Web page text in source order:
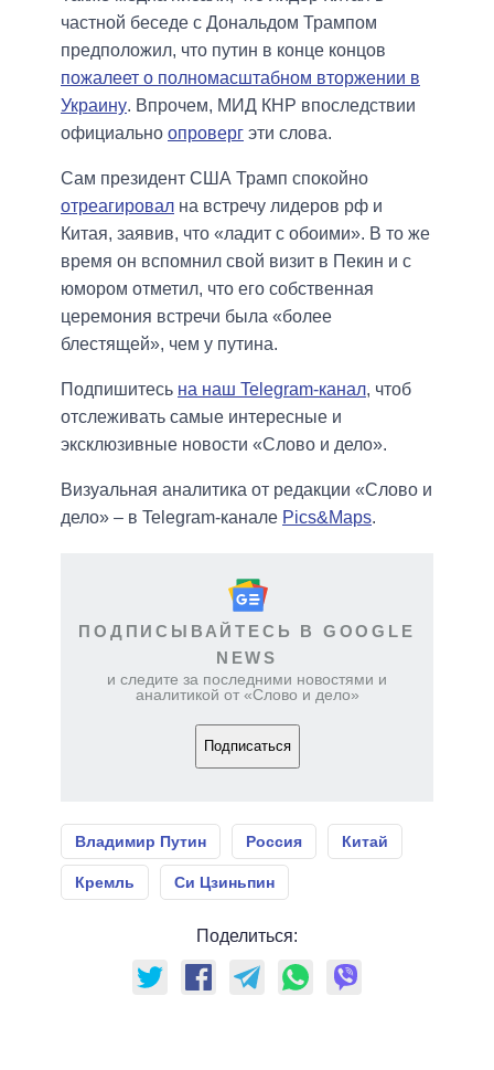
частной беседе с Дональдом Трампом
предположил, что путин в конце концов
пожалеет о полномасштабном вторжении в
Украину. Впрочем, МИД КНР впоследствии
официально опроверг эти слова.
Сам президент США Трамп спокойно
отреагировал на встречу лидеров рф и
Китая, заявив, что «ладит с обоими». В то же
время он вспомнил свой визит в Пекин и с
юмором отметил, что его собственная
церемония встречи была «более
блестящей», чем у путина.
Подпишитесь на наш Telegram-канал, чтоб
отслеживать самые интересные и
эксклюзивные новости «Слово и дело».
Визуальная аналитика от редакции «Слово и
дело» – в Telegram-канале Pics&Maps.
ПОДПИСЫВАЙТЕСЬ В GOOGLE
NEWS
и следите за последними новостями и
аналитикой от «Слово и дело»
Подписаться
Владимир Путин Россия Китай
Кремль Си Цзиньпин
Поделиться: